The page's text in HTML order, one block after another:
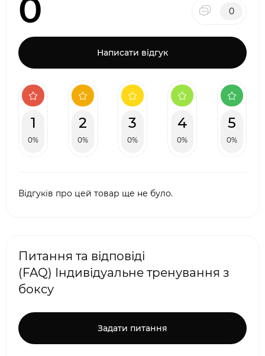
0 0
Написати відгук
1
0%
2
0%
3
0%
4
0%
5
0%
Відгуків про цей товар ще не було.
Питання та відповіді
(FAQ) Індивідуальне тренування з
боксу
Задати питання